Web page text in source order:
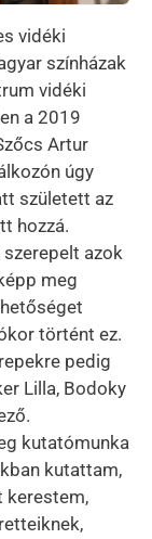
vidéki
színházak
vidéki
a 2019
Artur
úgy
született az
hozzá.
azok
meg
történt ez.
pedig
Lilla, Bodoky
kutatómunka
kutattam,
kerestem,